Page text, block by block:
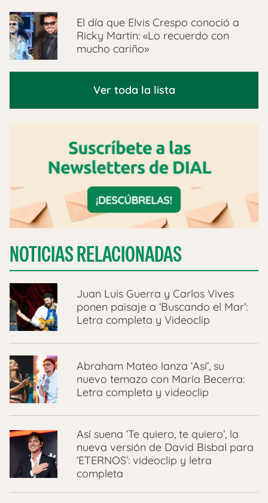
El día que Elvis Crespo conoció a
Ricky Martin: «Lo recuerdo con
mucho cariño»
Ver toda la lista
NOTICIAS RELACIONADAS
Juan Luis Guerra y Carlos Vives
ponen paisaje a ‘Buscando el Mar’:
Letra completa y Videoclip
Abraham Mateo lanza ‘Así’, su
nuevo temazo con María Becerra:
Letra completa y videoclip
Así suena ‘Te quiero, te quiero’, la
nueva versión de David Bisbal para
‘ETERNOS’: videoclip y letra
completa